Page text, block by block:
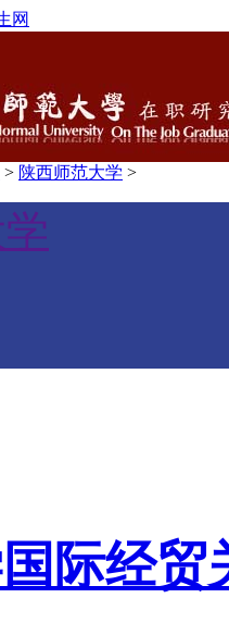
网
> 陕西师范大学 >
际经贸